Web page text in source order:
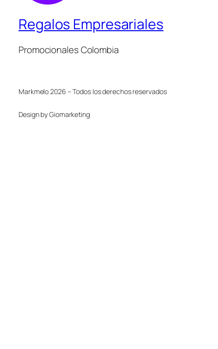
Regalos Empresariales
Promocionales Colombia
Markmelo 2026 – Todos los derechos reservados
Design by Giomarketing